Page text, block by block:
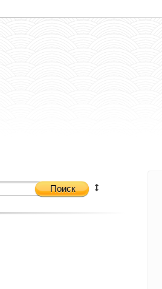
Поиск